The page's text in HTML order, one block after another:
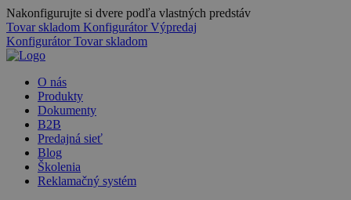
Nakonfigurujte si dvere podľa vlastných predstáv
Tovar skladom KonfigurátorVýpredaj
KonfigurátorTovar skladom
O nás
Produkty
Dokumenty
B2B
Predajná sieť
Blog
Školenia
Reklamačný systém